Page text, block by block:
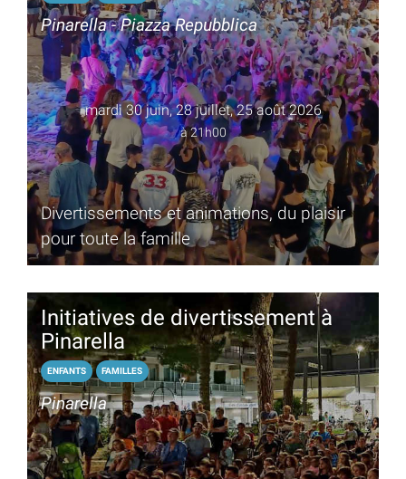
Pinarella - Piazza Repubblica
mardi 30 juin, 28 juillet, 25 août 2026
à 21h00
Divertissements et animations, du plaisir
pour toute la famille
Initiatives de divertissement à
Pinarella
ENFANTS FAMILLES
Pinarella